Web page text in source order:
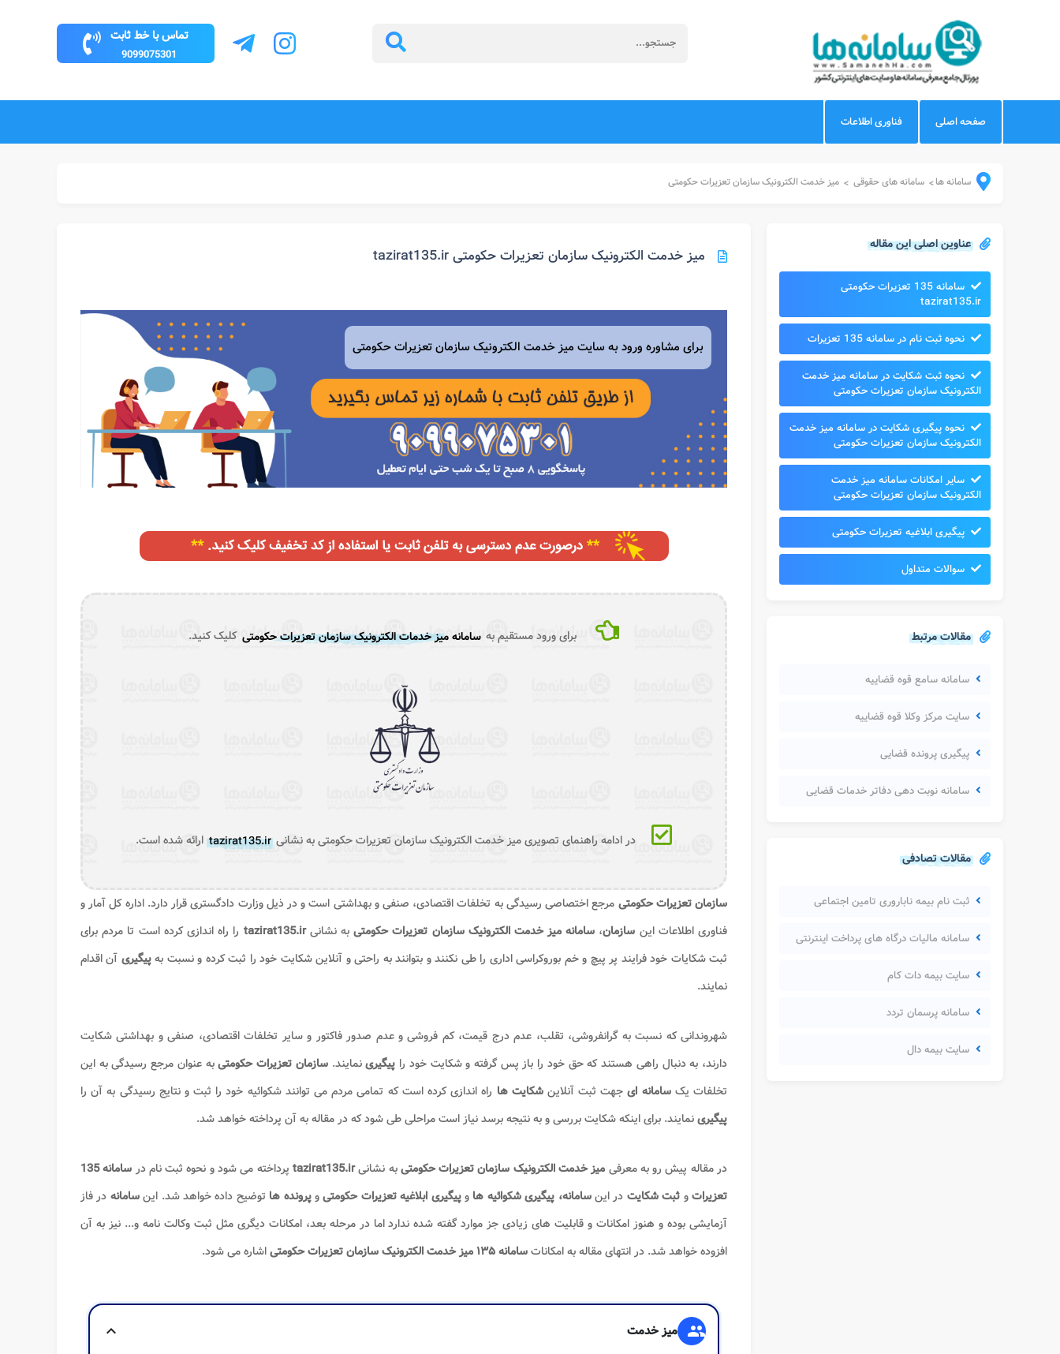
تماس با خط ثابت
9099075301
صفحه اصلی فناوری اطلاعات
سامانه ها> سامانه های حقوقی > میز خدمت الکترونیک سازمان تعزیرات حکومتی
عناوین اصلی این مقاله
سامانه 135 تعزیرات حکومتی
tazirat135.ir
نحوه ثبت نام در سامانه 135 تعزیرات
نحوه ثبت شکایت در سامانه میز خدمت
الکترونیک سازمان تعزیرات حکومتی
نحوه پیگیری شکایت در سامانه میز خدمت
الکترونیک سازمان تعزیرات حکومتی
سایر امکانات سامانه میز خدمت
الکترونیک سازمان تعزیرات حکومتی
پیگیری ابلاغیه تعزیرات حکومتی
سوالات متداول
مقالات مرتبط
سامانه سامع قوه قضاییه
سایت مرکز وکلا قوه قضاییه
پیگیری پرونده قضایی
سامانه نوبت دهی دفاتر خدمات قضایی
مقالات تصادفی
ثبت نام بیمه ناباروری تامین اجتماعی
سامانه مالیات درگاه های پرداخت اینترنتی
سایت بیمه دات کام
سامانه پرسمان تردد
سایت بیمه دال
میز خدمت الکترونیک سازمان تعزیرات حکومتی tazirat135.ir
برای مشاوره ورود به سایت میز خدمت الکترونیک سازمان تعزیرات حکومتی
برای ورود مستقیم به سامانه میز خدمات الکترونیک سازمان تعزیرات حکومتی کلیک کنید.
در ادامه راهنمای تصویری میز خدمت الکترونیک سازمان تعزیرات حکومتی به نشانی tazirat135.ir ارائه شده است.
سازمان تعزیرات حکومتی مرجع اختصاصی رسیدگی به تخلفات اقتصادی، صنفی و بهداشتی است و در ذیل وزارت دادگستری قرار دارد. اداره کل آمار و
فناوری اطلاعات این سازمان، سامانه میز خدمت الکترونیک سازمان تعزیرات حکومتیبه نشانیtazirat135.ir
را راه اندازی کرده است تا مردم برای
ثبت شکایات خود فرایند پر پیچ و خم بوروکراسی اداری را طی نکنند و بتوانند به راحتی و آنلاین شکایت خود را ثبت کرده و نسبت بهپیگیری آن اقدام
نمایند.
شهروندانی که نسبت به گرانفروشی، تقلب، عدم درج قیمت، کم فروشی و عدم صدور فاکتور و سایر تخلفات اقتصادی، صنفی و بهداشتی شکایت
دارند، به دنبال راهی هستند که حق خود را باز پس گرفته و شکایت خود را پیگیرینمایند. سازمان تعزیرات حکومتیبه عنوان مرجع رسیدگی به این
تخلفات یکسامانه ایجهت ثبت آنلاینشکایت ها راه اندازی کرده است که تمامی مردم می توانند شکوائیه خود را ثبت و نتایج رسیدگی به آن را
پیگیرینمایند. برای اینکه شکایت بررسی و به نتیجه برسد نیاز است مراحلی طی شود که در مقاله به آن پرداخته خواهد شد.
در مقاله پیش رو به معرفی میز خدمت الکترونیک سازمان تعزیرات حکومتیبه نشانیtazirat135.ir پرداخته می شود و نحوه ثبت نام در
سامانه 135
تعزیراتو ثبت شکایت در اینسامانه، پیگیری شکوائیه ها وپیگیری ابلاغیه تعزیرات حکومتیوپرونده ها توضیح داده خواهد شد. اینسامانه در فاز
آزمایشی بوده و هنوز امکانات و قابلیت های زیادی جز موارد گفته شده ندارد اما در مرحله بعد، امکانات دیگری مثل ثبت وکالت نامه و... نیز به آن
افزوده خواهد شد. در انتهای مقاله به امکاناتسامانه ۱۳۵ میز خدمت الکترونیک سازمان تعزیرات حکومتی اشاره می شود.
group میز خدمت
expand_more